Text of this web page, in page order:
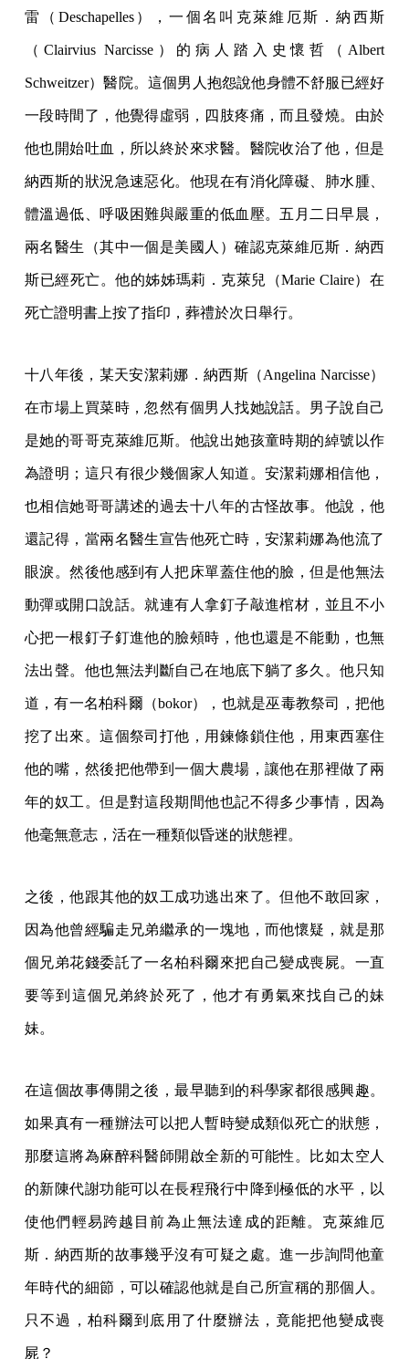
雷（Deschapelles），一個名叫克萊維厄斯．納西斯
（Clairvius Narcisse）的病人踏入史懷哲（Albert
Schweitzer）醫院。這個男人抱怨說他身體不舒服已經好
一段時間了，他覺得虛弱，四肢疼痛，而且發燒。由於
他也開始吐血，所以終於來求醫。醫院收治了他，但是
納西斯的狀況急速惡化。他現在有消化障礙、肺水腫、
體溫過低、呼吸困難與嚴重的低血壓。五月二日早晨，
兩名醫生（其中一個是美國人）確認克萊維厄斯．納西
斯已經死亡。他的姊姊瑪莉．克萊兒（Marie Claire）在
死亡證明書上按了指印，葬禮於次日舉行。
十八年後，某天安潔莉娜．納西斯（Angelina Narcisse）
在市場上買菜時，忽然有個男人找她說話。男子說自己
是她的哥哥克萊維厄斯。他說出她孩童時期的綽號以作
為證明；這只有很少幾個家人知道。安潔莉娜相信他，
也相信她哥哥講述的過去十八年的古怪故事。他說，他
還記得，當兩名醫生宣告他死亡時，安潔莉娜為他流了
眼淚。然後他感到有人把床單蓋住他的臉，但是他無法
動彈或開口說話。就連有人拿釘子敲進棺材，並且不小
心把一根釘子釘進他的臉頰時，他也還是不能動，也無
法出聲。他也無法判斷自己在地底下躺了多久。他只知
道，有一名柏科爾（bokor），也就是巫毒教祭司，把他
挖了出來。這個祭司打他，用鍊條鎖住他，用東西塞住
他的嘴，然後把他帶到一個大農場，讓他在那裡做了兩
年的奴工。但是對這段期間他也記不得多少事情，因為
他毫無意志，活在一種類似昏迷的狀態裡。
之後，他跟其他的奴工成功逃出來了。但他不敢回家，
因為他曾經騙走兄弟繼承的一塊地，而他懷疑，就是那
個兄弟花錢委託了一名柏科爾來把自己變成喪屍。一直
要等到這個兄弟終於死了，他才有勇氣來找自己的妹
妹。
在這個故事傳開之後，最早聽到的科學家都很感興趣。
如果真有一種辦法可以把人暫時變成類似死亡的狀態，
那麼這將為麻醉科醫師開啟全新的可能性。比如太空人
的新陳代謝功能可以在長程飛行中降到極低的水平，以
使他們輕易跨越目前為止無法達成的距離。克萊維厄
斯．納西斯的故事幾乎沒有可疑之處。進一步詢問他童
年時代的細節，可以確認他就是自己所宣稱的那個人。
只不過，柏科爾到底用了什麼辦法，竟能把他變成喪
屍？